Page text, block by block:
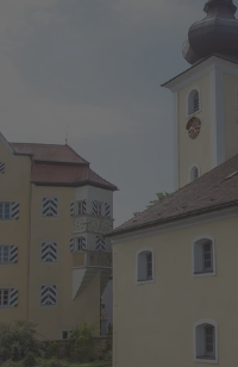
Bundeslade. Der
zeigt den
Nothafft von
Südwand
Pastor Thomas
Die
Simultankirchen-
weitere